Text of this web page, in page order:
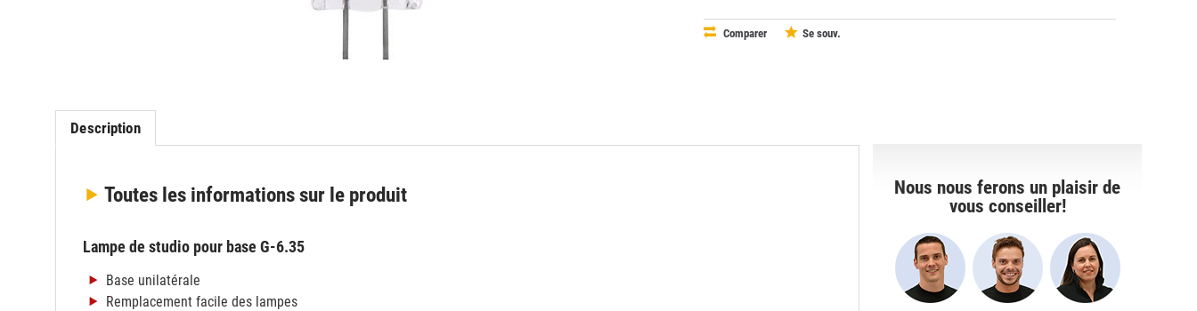
Comparer Se souv.
Description
Toutes les informationssur le produit
Lampe de studio pour base G-6.35
Base unilatérale
Remplacement facile des lampes
Nous nous ferons un plaisir de
vous conseiller!